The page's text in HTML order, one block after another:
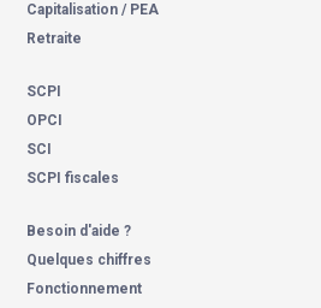
Capitalisation / PEA
Retraite
SCPI
OPCI
SCI
SCPI fiscales
Besoin d'aide ?
Quelques chiffres
Fonctionnement